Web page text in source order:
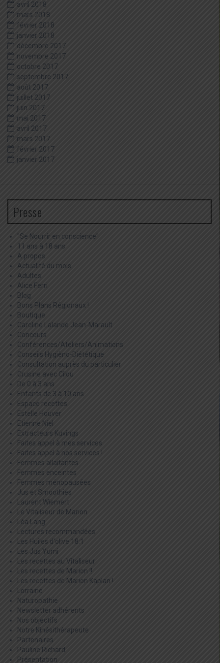
avril 2018
mars 2018
février 2018
janvier 2018
décembre 2017
novembre 2017
octobre 2017
septembre 2017
août 2017
juillet 2017
juin 2017
mai 2017
avril 2017
mars 2017
février 2017
janvier 2017
Presse
"Se Nourrir en conscience"
11 ans à 18 ans
A propos
Actualité du mois
Adultes
Alice Ferri
Blog
Bons Plans Régionaux !
Boutique
Caroline Lalande Jean-Marault
Concours
Conférences/Ateliers/Animations
Conseils Hygièno-Diététique
Consultation auprès du particulier
Crusine avec Cilou
De 0 à 3 ans
Enfants de 3 à 10 ans
Espace recettes
Estelle Houver
Etienne Niel
Extracteurs Kuvings
Faites appel à mes services
Faites appel à nos services !
Femmes allaitantes
Femmes enceintes
Femmes ménopausées
Jus et Smoothies
Laurent Wiemert
Le Vitaliseur de Marion
Léa Lang
Lectures recommandées
Les Huiles d'olive 18:1
Les Jus Yumi
Les recettes au Vitaliseur
Les recettes de Marion !!
Les recettes de Marion Kaplan !
Lorraine
Naturopathie
Newsletter adhérents
Nos objectifs
Notre Kinésithérapeute
Partenaires
Pauline Richard
Présentation